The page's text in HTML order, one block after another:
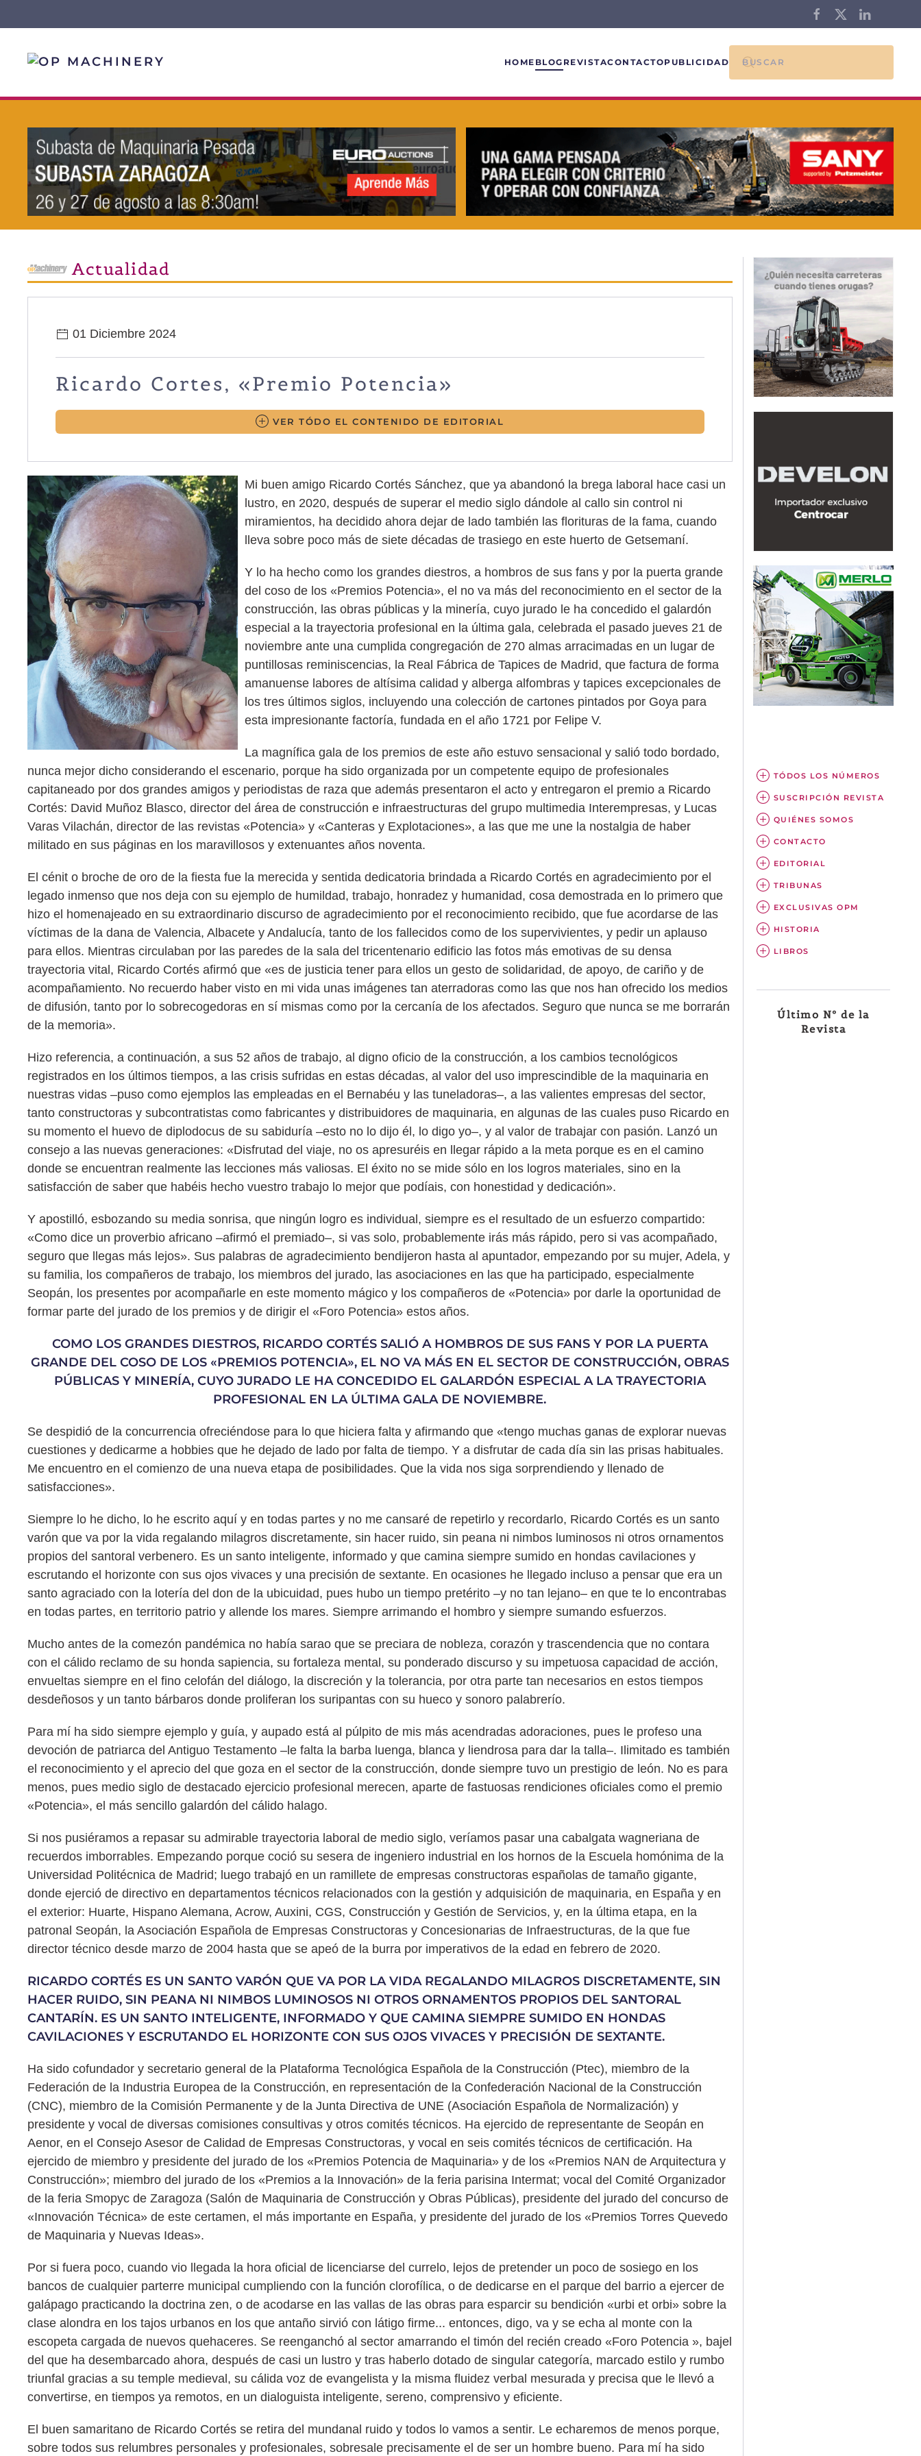
HOME BLOG REVISTACONTACTOPUBLICIDAD
Actualidad
01 Diciembre 2024
Ricardo Cortes, «Premio Potencia»
VER TÓDO EL CONTENIDO DE EDITORIAL
Mi buen amigo Ricardo Cortés Sánchez, que ya abandonó la brega laboral hace casi un
lustro, en 2020, después de superar el medio siglo dándole al callo sin control ni
miramientos, ha decidido ahora dejar de lado también las florituras de la fama, cuando
lleva sobre poco más de siete décadas de trasiego en este huerto de Getsemaní.
Y lo ha hecho como los grandes diestros, a hombros de sus fans y por la puerta grande
del coso de los «Premios Potencia», el no va más del reconocimiento en el sector de la
construcción, las obras públicas y la minería, cuyo jurado le ha concedido el galardón
especial a la trayectoria profesional en la última gala, celebrada el pasado jueves 21 de
noviembre ante una cumplida congregación de 270 almas arracimadas en un lugar de
puntillosas reminiscencias, la Real Fábrica de Tapices de Madrid, que factura de forma
amanuense labores de altísima calidad y alberga alfombras y tapices excepcionales de
los tres últimos siglos, incluyendo una colección de cartones pintados por Goya para
esta impresionante factoría, fundada en el año 1721 por Felipe V.
La magnífica gala de los premios de este año estuvo sensacional y salió todo bordado,
nunca mejor dicho considerando el escenario, porque ha sido organizada por un competente equipo de profesionales
capitaneado por dos grandes amigos y periodistas de raza que además presentaron el acto y entregaron el premio a Ricardo
Cortés: David Muñoz Blasco, director del área de construcción e infraestructuras del grupo multimedia Interempresas, y Lucas
Varas Vilachán, director de las revistas «Potencia» y «Canteras y Explotaciones», a las que me une la nostalgia de haber
militado en sus páginas en los maravillosos y extenuantes años noventa.
El cénit o broche de oro de la fiesta fue la merecida y sentida dedicatoria brindada a Ricardo Cortés en agradecimiento por el
legado inmenso que nos deja con su ejemplo de humildad, trabajo, honradez y humanidad, cosa demostrada en lo primero que
hizo el homenajeado en su extraordinario discurso de agradecimiento por el reconocimiento recibido, que fue acordarse de las
víctimas de la dana de Valencia, Albacete y Andalucía, tanto de los fallecidos como de los supervivientes, y pedir un aplauso
para ellos. Mientras circulaban por las paredes de la sala del tricentenario edificio las fotos más emotivas de su densa
trayectoria vital, Ricardo Cortés afirmó que «es de justicia tener para ellos un gesto de solidaridad, de apoyo, de cariño y de
acompañamiento. No recuerdo haber visto en mi vida unas imágenes tan aterradoras como las que nos han ofrecido los medios
de difusión, tanto por lo sobrecogedoras en sí mismas como por la cercanía de los afectados. Seguro que nunca se me borrarán
de la memoria».
Hizo referencia, a continuación, a sus 52 años de trabajo, al digno oficio de la construcción, a los cambios tecnológicos
registrados en los últimos tiempos, a las crisis sufridas en estas décadas, al valor del uso imprescindible de la maquinaria en
nuestras vidas –puso como ejemplos las empleadas en el Bernabéu y las tuneladoras–, a las valientes empresas del sector,
tanto constructoras y subcontratistas como fabricantes y distribuidores de maquinaria, en algunas de las cuales puso Ricardo en
su momento el huevo de diplodocus de su sabiduría –esto no lo dijo él, lo digo yo–, y al valor de trabajar con pasión. Lanzó un
consejo a las nuevas generaciones: «Disfrutad del viaje, no os apresuréis en llegar rápido a la meta porque es en el camino
donde se encuentran realmente las lecciones más valiosas. El éxito no se mide sólo en los logros materiales, sino en la
satisfacción de saber que habéis hecho vuestro trabajo lo mejor que podíais, con honestidad y dedicación».
Y apostilló, esbozando su media sonrisa, que ningún logro es individual, siempre es el resultado de un esfuerzo compartido:
«Como dice un proverbio africano –afirmó el premiado–, si vas solo, probablemente irás más rápido, pero si vas acompañado,
seguro que llegas más lejos». Sus palabras de agradecimiento bendijeron hasta al apuntador, empezando por su mujer, Adela, y
su familia, los compañeros de trabajo, los miembros del jurado, las asociaciones en las que ha participado, especialmente
Seopán, los presentes por acompañarle en este momento mágico y los compañeros de «Potencia» por darle la oportunidad de
formar parte del jurado de los premios y de dirigir el «Foro Potencia» estos años.
COMO LOS GRANDES DIESTROS, RICARDO CORTÉS SALIÓ A HOMBROS DE SUS FANS Y POR LA PUERTA
GRANDE DEL COSO DE LOS «PREMIOS POTENCIA», EL NO VA MÁS EN EL SECTOR DE CONSTRUCCIÓN, OBRAS
PÚBLICAS Y MINERÍA, CUYO JURADO LE HA CONCEDIDO EL GALARDÓN ESPECIAL A LA TRAYECTORIA
PROFESIONAL EN LA ÚLTIMA GALA DE NOVIEMBRE.
Se despidió de la concurrencia ofreciéndose para lo que hiciera falta y afirmando que «tengo muchas ganas de explorar nuevas
cuestiones y dedicarme a hobbies que he dejado de lado por falta de tiempo. Y a disfrutar de cada día sin las prisas habituales.
Me encuentro en el comienzo de una nueva etapa de posibilidades. Que la vida nos siga sorprendiendo y llenado de
satisfacciones».
Siempre lo he dicho, lo he escrito aquí y en todas partes y no me cansaré de repetirlo y recordarlo, Ricardo Cortés es un santo
varón que va por la vida regalando milagros discretamente, sin hacer ruido, sin peana ni nimbos luminosos ni otros ornamentos
propios del santoral verbenero. Es un santo inteligente, informado y que camina siempre sumido en hondas cavilaciones y
escrutando el horizonte con sus ojos vivaces y una precisión de sextante. En ocasiones he llegado incluso a pensar que era un
santo agraciado con la lotería del don de la ubicuidad, pues hubo un tiempo pretérito –y no tan lejano– en que te lo encontrabas
en todas partes, en territorio patrio y allende los mares. Siempre arrimando el hombro y siempre sumando esfuerzos.
Mucho antes de la comezón pandémica no había sarao que se preciara de nobleza, corazón y trascendencia que no contara
con el cálido reclamo de su honda sapiencia, su fortaleza mental, su ponderado discurso y su impetuosa capacidad de acción,
envueltas siempre en el fino celofán del diálogo, la discreción y la tolerancia, por otra parte tan necesarios en estos tiempos
desdeñosos y un tanto bárbaros donde proliferan los suripantas con su hueco y sonoro palabrerío.
Para mí ha sido siempre ejemplo y guía, y aupado está al púlpito de mis más acendradas adoraciones, pues le profeso una
devoción de patriarca del Antiguo Testamento –le falta la barba luenga, blanca y liendrosa para dar la talla–. Ilimitado es también
el reconocimiento y el aprecio del que goza en el sector de la construcción, donde siempre tuvo un prestigio de león. No es para
menos, pues medio siglo de destacado ejercicio profesional merecen, aparte de fastuosas rendiciones oficiales como el premio
«Potencia», el más sencillo galardón del cálido halago.
Si nos pusiéramos a repasar su admirable trayectoria laboral de medio siglo, veríamos pasar una cabalgata wagneriana de
recuerdos imborrables. Empezando porque coció su sesera de ingeniero industrial en los hornos de la Escuela homónima de la
Universidad Politécnica de Madrid; luego trabajó en un ramillete de empresas constructoras españolas de tamaño gigante,
donde ejerció de directivo en departamentos técnicos relacionados con la gestión y adquisición de maquinaria, en España y en
el exterior: Huarte, Hispano Alemana, Acrow, Auxini, CGS, Construcción y Gestión de Servicios, y, en la última etapa, en la
patronal Seopán, la Asociación Española de Empresas Constructoras y Concesionarias de Infraestructuras, de la que fue
director técnico desde marzo de 2004 hasta que se apeó de la burra por imperativos de la edad en febrero de 2020.
RICARDO CORTÉS ES UN SANTO VARÓN QUE VA POR LA VIDA REGALANDO MILAGROS DISCRETAMENTE, SIN
HACER RUIDO, SIN PEANA NI NIMBOS LUMINOSOS NI OTROS ORNAMENTOS PROPIOS DEL SANTORAL
CANTARÍN. ES UN SANTO INTELIGENTE, INFORMADO Y QUE CAMINA SIEMPRE SUMIDO EN HONDAS
CAVILACIONES Y ESCRUTANDO EL HORIZONTE CON SUS OJOS VIVACES Y PRECISIÓN DE SEXTANTE.
Ha sido cofundador y secretario general de la Plataforma Tecnológica Española de la Construcción (Ptec), miembro de la
Federación de la Industria Europea de la Construcción, en representación de la Confederación Nacional de la Construcción
(CNC), miembro de la Comisión Permanente y de la Junta Directiva de UNE (Asociación Española de Normalización) y
presidente y vocal de diversas comisiones consultivas y otros comités técnicos. Ha ejercido de representante de Seopán en
Aenor, en el Consejo Asesor de Calidad de Empresas Constructoras, y vocal en seis comités técnicos de certificación. Ha
ejercido de miembro y presidente del jurado de los «Premios Potencia de Maquinaria» y de los «Premios NAN de Arquitectura y
Construcción»; miembro del jurado de los «Premios a la Innovación» de la feria parisina Intermat; vocal del Comité Organizador
de la feria Smopyc de Zaragoza (Salón de Maquinaria de Construcción y Obras Públicas), presidente del jurado del concurso de
«Innovación Técnica» de este certamen, el más importante en España, y presidente del jurado de los «Premios Torres Quevedo
de Maquinaria y Nuevas Ideas».
Por si fuera poco, cuando vio llegada la hora oficial de licenciarse del currelo, lejos de pretender un poco de sosiego en los
bancos de cualquier parterre municipal cumpliendo con la función clorofílica, o de dedicarse en el parque del barrio a ejercer de
galápago practicando la doctrina zen, o de acodarse en las vallas de las obras para esparcir su bendición «urbi et orbi» sobre la
clase alondra en los tajos urbanos en los que antaño sirvió con látigo firme... entonces, digo, va y se echa al monte con la
escopeta cargada de nuevos quehaceres. Se reenganchó al sector amarrando el timón del recién creado «Foro Potencia », bajel
del que ha desembarcado ahora, después de casi un lustro y tras haberlo dotado de singular categoría, marcado estilo y rumbo
triunfal gracias a su temple medieval, su cálida voz de evangelista y la misma fluidez verbal mesurada y precisa que le llevó a
convertirse, en tiempos ya remotos, en un dialoguista inteligente, sereno, comprensivo y eficiente.
El buen samaritano de Ricardo Cortés se retira del mundanal ruido y todos lo vamos a sentir. Le echaremos de menos porque,
sobre todos sus relumbres personales y profesionales, sobresale precisamente el de ser un hombre bueno. Para mí ha sido
TÓDOS LOS NÚMEROS
SUSCRIPCIÓN REVISTA
QUIÉNES SOMOS
CONTACTO
EDITORIAL
TRIBUNAS
EXCLUSIVAS OPM
HISTORIA
LIBROS
Último Nº de la
Revista